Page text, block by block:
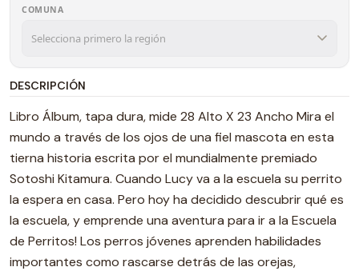
COMUNA
DESCRIPCIÓN
Libro Álbum, tapa dura, mide 28 Alto X 23 Ancho Mira el
mundo a través de los ojos de una fiel mascota en esta
tierna historia escrita por el mundialmente premiado
Sotoshi Kitamura. Cuando Lucy va a la escuela su perrito
la espera en casa. Pero hoy ha decidido descubrir qué es
la escuela, y emprende una aventura para ir a la Escuela
de Perritos! Los perros jóvenes aprenden habilidades
importantes como rascarse detrás de las orejas,